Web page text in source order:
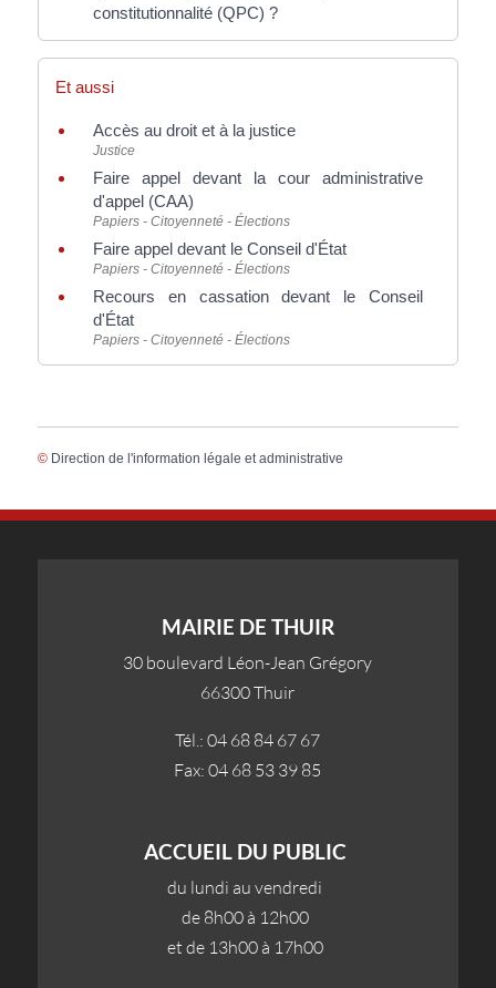
constitutionnalité (QPC) ?
Et aussi
Accès au droit et à la justice
Justice
Faire appel devant la cour administrative
d'appel (CAA)
Papiers - Citoyenneté - Élections
Faire appel devant le Conseil d'État
Papiers - Citoyenneté - Élections
Recours en cassation devant le Conseil
d'État
Papiers - Citoyenneté - Élections
© Direction de l'information légale et administrative
MAIRIE DE THUIR
30 boulevard Léon-Jean Grégory
66300 Thuir
Tél.: 04 68 84 67 67
Fax: 04 68 53 39 85
ACCUEIL DU PUBLIC
du lundi au vendredi
de 8h00 à 12h00
et de 13h00 à 17h00